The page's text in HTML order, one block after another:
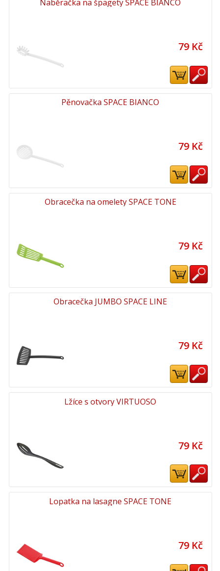
Naběračka na špagety SPACE BIANCO
79 Kč
Pěnovačka SPACE BIANCO
79 Kč
Obracečka na omelety SPACE TONE
79 Kč
Obracečka JUMBO SPACE LINE
79 Kč
Lžíce s otvory VIRTUOSO
79 Kč
Lopatka na lasagne SPACE TONE
79 Kč